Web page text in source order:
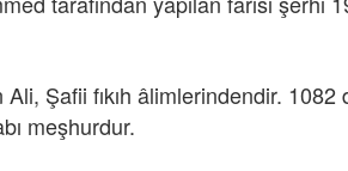
Şafii fıkıh âlimlerindendir.
meşhurdur.